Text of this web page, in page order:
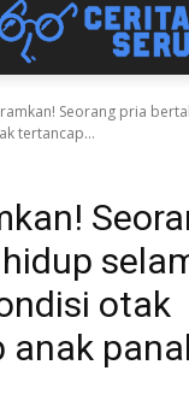
Seorang pria
tertancap...
otak